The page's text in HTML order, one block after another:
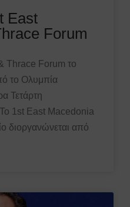
East
Forum
Thrace Forum το
το Ολυμπία
Τετάρτη
1st East Macedonia
διοργανώνεται από